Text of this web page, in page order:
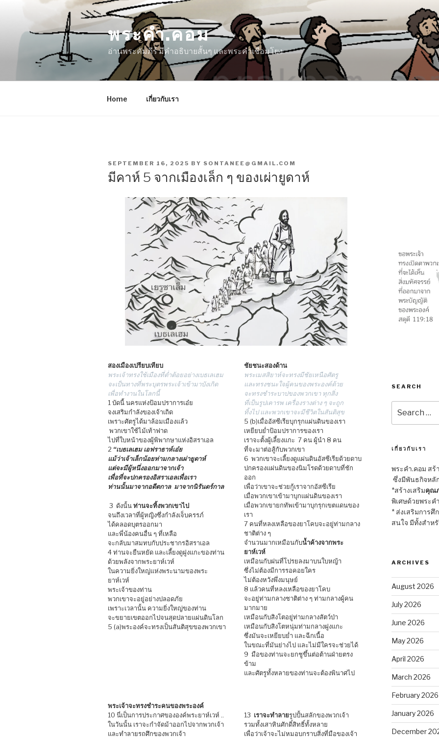
content
พระคำ.คอม
อ่านพระคัมภีร์ มีคำอธิบายสั้นๆ และพระคำเชื่อมโยง
Home เกี่ยวกับเรา
POSTED
ON
SEPTEMBER 16, 2025 BY SONTANEE@GMAIL.COM
มีคาห์ 5 จากเมืองเล็ก ๆ ของเผ่ายูดาห์
สองเมืองเปรียบเทียบ
พระเจ้าทรงใช้เมืองที่ต่ำต้อยอย่างเบธเลเฮม
จะเป็นทางที่พระบุตรพระเจ้าเข้ามาบังเกิด
เพื่อทำงานในโลกนี้
1 บัดนี้ นครแห่งป้อมปราการเอ๋ย
จงเสริมกำลังของเจ้าเถิด
เพราะศัตรูได้มาล้อมเมืองแล้ว
พวกเขาใช้ไม้เท้าฟาด
ไปที่ใบหน้าของผู้พิพากษาแห่งอิสราเอล
2 “เบธเลเฮม เอฟราธาห์เอ๋ย
แม้ว่าเจ้าเล็กน้อยท่ามกลางเผ่ายูดาห์
แต่จะมีผู้หนึ่งออกมาจากเจ้า
เพื่อที่จะปกครองอิสราเอลเพื่อเรา
ท่านนั้นมาจากอดีตกาล มาจากนิรันดร์กาล
3 ดังนั้นท่านจะทิ้งพวกเขาไป
จนถึงเวลาที่ผู้หญิงซึ่งกำลังเจ็บครรภ์
ได้คลอดบุตรออกมา
และพี่น้องคนอื่น ๆ ที่เหลือ
จะกลับมาสมทบกับประชากรอิสราเอล
4 ท่านจะยืนหยัด และเลี้ยงดูฝูงแกะของท่าน
ด้วยพลังจากพระยาห์เวห์
ในความยิ่งใหญ่แห่งพระนามของพระ
ยาห์เวห์
พระเจ้าของท่าน
พวกเขาจะอยู่อย่างปลอดภัย
เพราะเวลานั้น ความยิ่งใหญ่ของท่าน
จะขยายเขตออกไปจนสุดปลายแผ่นดินโลก
5 (a)พระองค์จะทรงเป็นสันติสุขของพวกเขา
ชัยชนะสองด้าน
พระเมสสิยาห์จะทรงมีชัยเหนือศัตรู
และทรงชนะใจผู้คนของพระองค์ด้วย
จะทรงชำระบาปของพวกเขา ทุกสิ่ง
ที่เป็นรูปเคารพ เครื่องรางต่าง ๆ จะถูก
ทิ้งไป และพวกเขาจะมีชีวิตในสันติสุข
5 (b)เมื่ออัสซีเรียบุกรุกแผ่นดินของเรา
เหยียบย่ำป้อมปราการของเรา
เราจะตั้งผู้เลี้ยงแกะ 7 คน ผู้นำ 8 คน
ที่จะมาต่อสู้กับพวกเขา
6 พวกเขาจะเลี้ยงดูแผ่นดินอัสซีเรียด้วยดาบ
ปกครองแผ่นดินของนิมโรดด้วยดาบที่ชัก
ออก
เพื่อว่าเขาจะช่วยกู้เราจากอัสซีเรีย
เมื่อพวกเขาเข้ามาบุกแผ่นดินของเรา
เมื่อพวกเขายกทัพเข้ามาบุกรุกเขตแดนของ
เรา
7 คนที่หลงเหลือของยาโคบจะอยู่ท่ามกลาง
ชาติต่าง ๆ
จำนวนมากเหมือนกับน้ำค้างจากพระ
ยาห์เวห์
เหมือนกับฝนที่โปรยลงมาบนใบหญ้า
ซึ่งไม่ต้องมีการรอคอยใคร
ไม่ต้องหวังพึ่งมนุษย์
8 แล้วคนที่หลงเหลือของยาโคบ
จะอยู่ท่ามกลางชาติต่าง ๆ ท่ามกลางผู้คน
มากมาย
เหมือนกับสิงโตอยู่ท่ามกลางสัตว์ป่า
เหมือนกับสิงโตหนุ่มท่ามกลางฝูงแกะ
ซึ่งมันจะเหยียบย่ำ และฉีกเนื้อ
ในขณะที่มันย่างไป และไม่มีใครจะช่วยได้
9 มือของท่านจะยกชูขึ้นต่อต้านฝ่ายตรง
ข้าม
และศัตรูทั้งหลายของท่านจะต้องพินาศไป
พระเจ้าจะทรงชำระคนของพระองค์
10 นี่เป็นการประกาศขององค์พระยาห์เวห์ ..
ในวันนั้น เราจะกำจัดม้าออกไปจากพวกเจ้า
และทำลายรถศึกของพวกเจ้า
13 เราจะทำลายรูปปั้นสลักของพวกเจ้า
รวมทั้งเสาหินศักดิ์สิทธิ์ทั้งหลาย
เพื่อว่าเจ้าจะไม่หมอบกราบสิ่งที่มือของเจ้า
SEARCH
for:
เกี่ยวกับเรา
พระคำ.คอม ส
ซึ่งมีพันธกิจหลั
*สร้างเสริมคุณ
พิเศษด้วยพระค
* ส่งเสริมการศึ
สนใจ มีทั้งสำห
ARCHIVES
August 2026
July 2026
June 2026
May 2026
April 2026
March 2026
February 2026
January 2026
December